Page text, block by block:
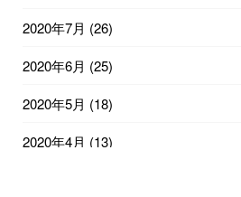
2020年7月 (26)
2020年6月 (25)
2020年5月 (18)
2020年4月 (13)